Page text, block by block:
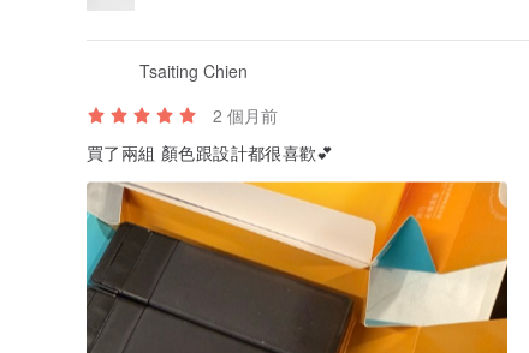
Tsaiting Chien
2 個月前
買了兩組 顏色跟設計都很喜歡💕